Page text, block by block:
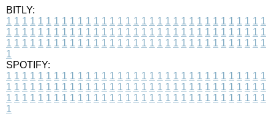
BITLY:
1 1 1 1 1 1 1 1 1 1 1 1 1 1 1 1 1 1 1 1 1 1 1 1 1 1 1 1 1 1 1 1 1
1 1 1 1 1 1 1 1 1 1 1 1 1 1 1 1 1 1 1 1 1 1 1 1 1 1 1 1 1 1 1 1 1
1 1 1 1 1 1 1 1 1 1 1 1 1 1 1 1 1 1 1 1 1 1 1 1 1 1 1 1 1 1 1 1 1
1
SPOTIFY:
1 1 1 1 1 1 1 1 1 1 1 1 1 1 1 1 1 1 1 1 1 1 1 1 1 1 1 1 1 1 1 1 1
1 1 1 1 1 1 1 1 1 1 1 1 1 1 1 1 1 1 1 1 1 1 1 1 1 1 1 1 1 1 1 1 1
1 1 1 1 1 1 1 1 1 1 1 1 1 1 1 1 1 1 1 1 1 1 1 1 1 1 1 1 1 1 1 1 1
1